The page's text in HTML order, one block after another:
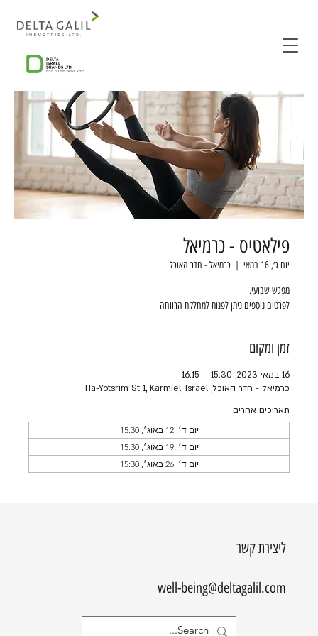
פילאטיס - כרמיאל
יום ג׳, 16 במאי
  |
כרמיאל - חדר האוכל
לפרטים נוספים ניתן לפנות למחלקת הרווחה
זמן ומקום
16 במאי 2023, 15:30 – 16:15
כרמיאל - חדר האוכל, Ha-Yotsrim St 1, Karmiel, Israel
תאריכים אחרים
יום ד׳, 12 באוג׳, 15:30
יום ד׳, 19 באוג׳, 15:30
יום ד׳, 26 באוג׳, 15:30
ליצירת קשר
well-being@deltagalil.com